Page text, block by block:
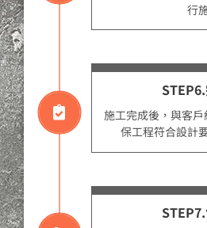
行
施工完成後，與客
保工程符合設計